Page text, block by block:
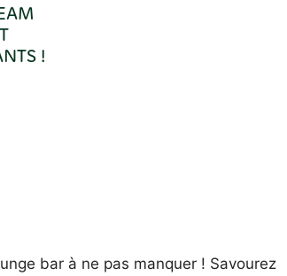
!
bar à ne pas manquer ! Savourez